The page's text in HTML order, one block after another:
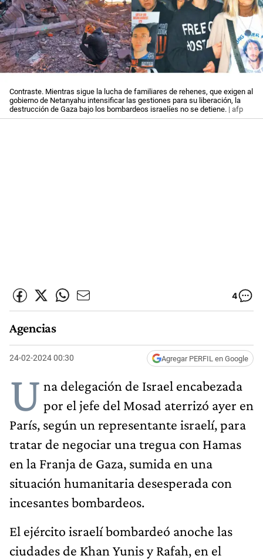
Contraste. Mientras sigue la lucha de familiares de rehenes, que exigen al
gobierno de Netanyahu intensificar las gestiones para su liberación, la
destrucción de Gaza bajo los bombardeos israelíes no se detiene. | afp
4
Agencias
24-02-2024 00:30 Agregar PERFIL en Google
U na delegación de Israel encabezada
por el jefe del Mosad aterrizó ayer en
París, según un representante israelí, para
tratar de negociar una tregua con Hamas
en la Franja de Gaza, sumida en una
situación humanitaria desesperada con
incesantes bombardeos.
El ejército israelí bombardeó anoche las
ciudades de Khan Yunis y Rafah, en el